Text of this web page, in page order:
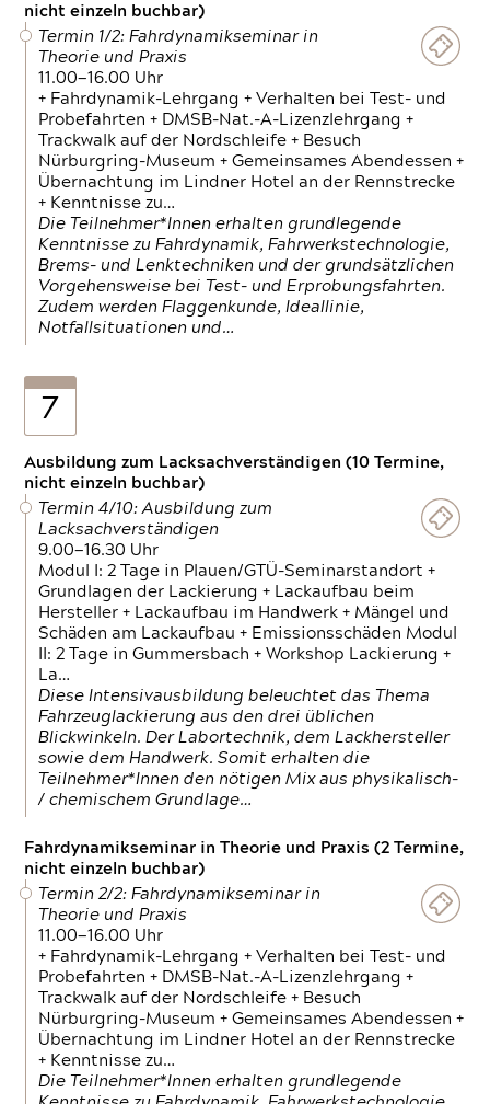
nicht einzeln buchbar)
Termin 1/2: Fahrdynamikseminar in
Theorie und Praxis
11.00—16.00 Uhr
+ Fahrdynamik-Lehrgang + Verhalten bei Test- und
Probefahrten + DMSB-Nat.-A-Lizenzlehrgang +
Trackwalk auf der Nordschleife + Besuch
Nürburgring-Museum + Gemeinsames Abendessen +
Übernachtung im Lindner Hotel an der Rennstrecke
+ Kenntnisse zu…
Die Teilnehmer*Innen erhalten grundlegende
Kenntnisse zu Fahrdynamik, Fahrwerkstechnologie,
Brems- und Lenktechniken und der grundsätzlichen
Vorgehensweise bei Test- und Erprobungsfahrten.
Zudem werden Flaggenkunde, Ideallinie,
Notfallsituationen und…
7
Ausbildung zum Lacksachverständigen (10 Termine,
nicht einzeln buchbar)
Termin 4/10: Ausbildung zum
Lacksachverständigen
9.00—16.30 Uhr
Modul I: 2 Tage in Plauen/GTÜ-Seminarstandort +
Grundlagen der Lackierung + Lackaufbau beim
Hersteller + Lackaufbau im Handwerk + Mängel und
Schäden am Lackaufbau + Emissionsschäden Modul
II: 2 Tage in Gummersbach + Workshop Lackierung +
La…
Diese Intensivausbildung beleuchtet das Thema
Fahrzeuglackierung aus den drei üblichen
Blickwinkeln. Der Labortechnik, dem Lackhersteller
sowie dem Handwerk. Somit erhalten die
Teilnehmer*Innen den nötigen Mix aus physikalisch-
/ chemischem Grundlage…
Fahrdynamikseminar in Theorie und Praxis (2 Termine,
nicht einzeln buchbar)
Termin 2/2: Fahrdynamikseminar in
Theorie und Praxis
11.00—16.00 Uhr
+ Fahrdynamik-Lehrgang + Verhalten bei Test- und
Probefahrten + DMSB-Nat.-A-Lizenzlehrgang +
Trackwalk auf der Nordschleife + Besuch
Nürburgring-Museum + Gemeinsames Abendessen +
Übernachtung im Lindner Hotel an der Rennstrecke
+ Kenntnisse zu…
Die Teilnehmer*Innen erhalten grundlegende